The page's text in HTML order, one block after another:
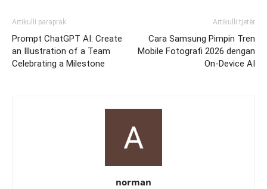
Artikulli paraprak
Prompt ChatGPT AI: Create
an Illustration of a Team
Celebrating a Milestone
Artikulli tjetër
Cara Samsung Pimpin Tren
Mobile Fotografi 2026 dengan
On-Device AI
norman